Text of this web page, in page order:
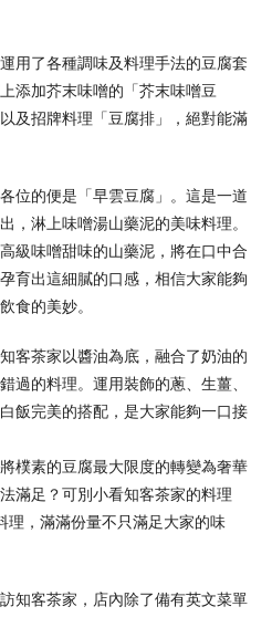
用了各種調味及料理手法的豆腐套
添加芥末味噌的「芥末味噌豆
及招牌料理「豆腐排」，絕對能滿
位的便是「早雲豆腐」。這是一道
，淋上味噌湯山藥泥的美味料理。
級味噌甜味的山藥泥，將在口中合
育出這細膩的口感，相信大家能夠
食的美妙。
客茶家以醬油為底，融合了奶油的
過的料理。運用裝飾的蔥、生薑、
飯完美的搭配，是大家能夠一口接
樸素的豆腐最大限度的轉變為奢華
滿足？可別小看知客茶家的料理
理，滿滿份量不只滿足大家的味
知客茶家，店內除了備有英文菜單